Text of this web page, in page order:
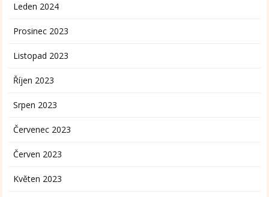
Leden 2024
Prosinec 2023
Listopad 2023
Říjen 2023
Srpen 2023
Červenec 2023
Červen 2023
Květen 2023